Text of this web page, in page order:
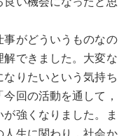
がどういうものなの
できました。大変な
りたいという気持ち
回の活動を通して，
強くなりました。ま